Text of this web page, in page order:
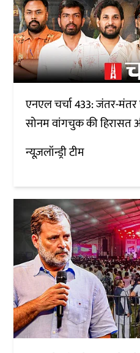
एनएल चर्चा 433: जंतर-
सोनम वांगचुक की
न्यूज़लॉन्ड्री टीम